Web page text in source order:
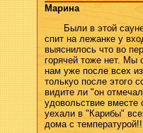
Марина
Были в этой
спит на лежанке у
выяснилось что во
горячей тоже нет. Мы
нам уже после всех
толькуо после этого
видите ли "он
удовольствие
уехали в "Карибы"
дома с